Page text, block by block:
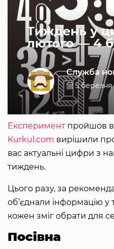
Тиждень у
лютого ― 4
Служба
5 березня
Експеримент пройшов
Kurkul.com вирішили
вас актуальні цифри з
тиждень.
Цього разу, за
об’єднали інформацію
кожен зміг обрати для
Посівна